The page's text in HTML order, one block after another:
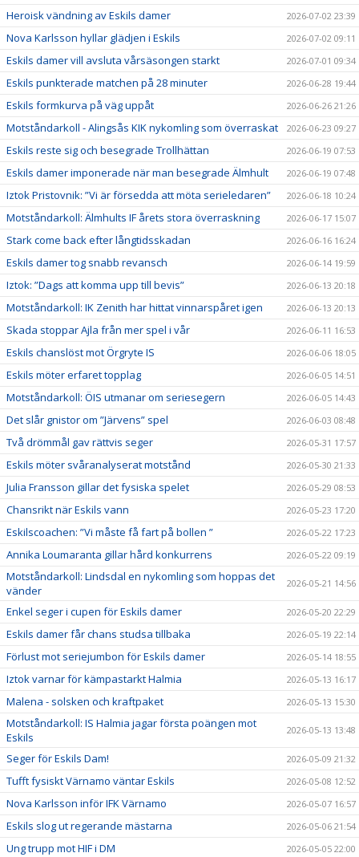
Heroisk vändning av Eskils damer 2026-07-02 23:39
Nova Karlsson hyllar glädjen i Eskils 2026-07-02 09:11
Eskils damer vill avsluta vårsäsongen starkt 2026-07-01 09:34
Eskils punkterade matchen på 28 minuter 2026-06-28 19:44
Eskils formkurva på väg uppåt 2026-06-26 21:26
Motståndarkoll - Alingsås KIK nykomling som överraskat 2026-06-23 09:27
Eskils reste sig och besegrade Trollhättan 2026-06-19 07:53
Eskils damer imponerade när man besegrade Älmhult 2026-06-19 07:48
Iztok Pristovnik: ”Vi är försedda att möta serieledaren” 2026-06-18 10:24
Motståndarkoll: Älmhults IF årets stora överraskning 2026-06-17 15:07
Stark come back efter långtidsskadan 2026-06-16 16:24
Eskils damer tog snabb revansch 2026-06-14 19:59
Iztok: ”Dags att komma upp till bevis” 2026-06-13 20:18
Motståndarkoll: IK Zenith har hittat vinnarspåret igen 2026-06-13 20:13
Skada stoppar Ajla från mer spel i vår 2026-06-11 16:53
Eskils chanslöst mot Örgryte IS 2026-06-06 18:05
Eskils möter erfaret topplag 2026-06-05 14:51
Motståndarkoll: ÖIS utmanar om seriesegern 2026-06-05 14:43
Det slår gnistor om ”Järvens” spel 2026-06-03 08:48
Två drömmål gav rättvis seger 2026-05-31 17:57
Eskils möter svåranalyserat motstånd 2026-05-30 21:33
Julia Fransson gillar det fysiska spelet 2026-05-29 08:53
Chansrikt när Eskils vann 2026-05-23 17:20
Eskilscoachen: ”Vi måste få fart på bollen ” 2026-05-22 17:23
Annika Loumaranta gillar hård konkurrens 2026-05-22 09:19
Motståndarkoll: Lindsdal en nykomling som hoppas det
vänder
2026-05-21 14:56
Enkel seger i cupen för Eskils damer 2026-05-20 22:29
Eskils damer får chans studsa tillbaka 2026-05-19 22:14
Förlust mot seriejumbon för Eskils damer 2026-05-14 18:55
Iztok varnar för kämpastarkt Halmia 2026-05-13 16:17
Malena - solsken och kraftpaket 2026-05-13 15:30
Motståndarkoll: IS Halmia jagar första poängen mot
Eskils
2026-05-13 13:48
Seger för Eskils Dam! 2026-05-09 21:32
Tufft fysiskt Värnamo väntar Eskils 2026-05-08 12:52
Nova Karlsson inför IFK Värnamo 2026-05-07 16:57
Eskils slog ut regerande mästarna 2026-05-06 21:54
Ung trupp mot HIF i DM 2026-05-05 22:00